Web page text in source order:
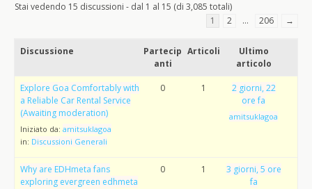
Stai vedendo 15 discussioni - dal 1 al 15 (di 3,085 totali)
1
2 … 206 →
Discussione
Partecip
anti
Articoli
Ultimo
articolo
Explore Goa Comfortably with
a Reliable Car Rental Service
(Awaiting moderation)
Iniziato da: amitsuklagoa
in: Discussioni Generali
0 1
2 giorni, 22
ore fa
amitsuklagoa
Why are EDHmeta fans
exploring evergreen edhmeta
0 1
3 giorni, 5 ore
fa